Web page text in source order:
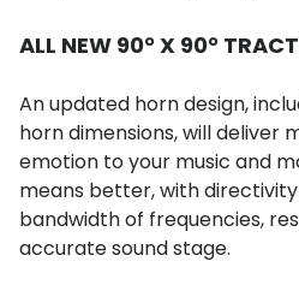
ALL NEW 90° X 90°
An updated horn design,
horn dimensions, will deliver
emotion to your music and
means better, with
bandwidth of frequencies,
accurate sound stage.